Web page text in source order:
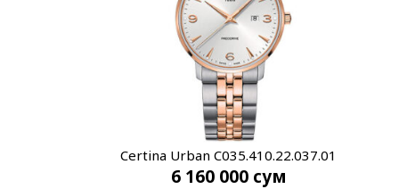
Certina Urban C035.410.22.037.01
6 160 000 сум